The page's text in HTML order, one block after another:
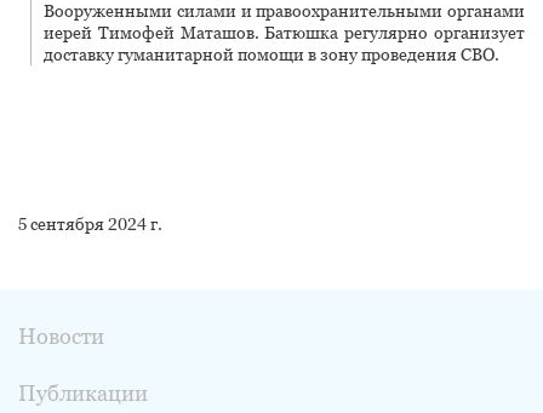
Вооруженными силами и правоохранительными органами
иерей Тимофей Маташов. Батюшка регулярно организует
доставку гуманитарной помощи в зону проведения СВО.
5 сентября 2024 г.
Новости
Публикации